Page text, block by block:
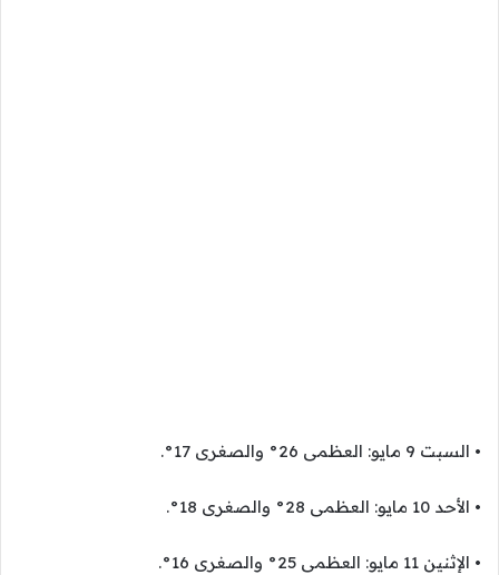
• السبت 9 مايو: العظمى 26° والصغرى 17°.
• الأحد 10 مايو: العظمى 28° والصغرى 18°.
• الإثنين 11 مايو: العظمى 25° والصغرى 16°.